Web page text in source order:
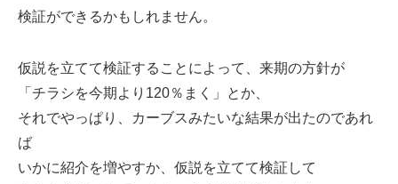
検証ができるかもしれません。
仮説を立てて検証することによって、来期の方針が
「チラシを今期より120％まく」とか、
それでやっぱり、カーブスみたいな結果が出たのであれ
ば
いかに紹介を増やすか、仮説を立てて検証して